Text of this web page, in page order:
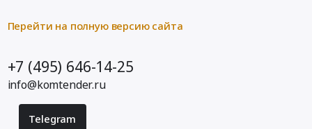
Перейти на полную версию сайта
+7 (495) 646-14-25
info@komtender.ru
Telegram